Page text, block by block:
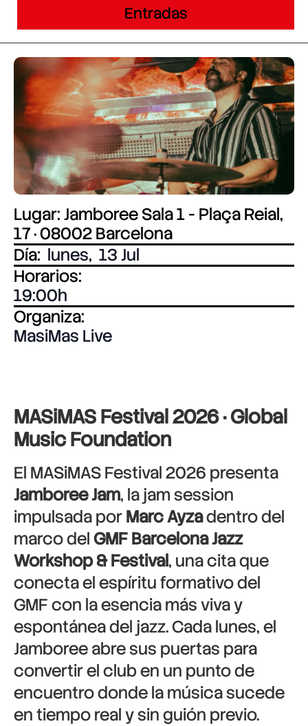
Entradas
Lugar: Jamboree Sala 1 - Plaça Reial,
17 · 08002 Barcelona
Día: lunes, 13 Jul
Horarios:
19:00
Organiza:
MasiMas Live
MASiMAS Festival 2026 · Global
Music Foundation
El MASiMAS Festival 2026 presenta
Jamboree Jam, la jam session
impulsada porMarc Ayzadentro del
marco delGMF Barcelona Jazz
Workshop & Festival, una cita que
conecta el espíritu formativo del
GMF con la esencia más viva y
espontánea del jazz. Cada lunes, el
Jamboree abre sus puertas para
convertir el club en un punto de
encuentro donde la música sucede
en tiempo real y sin guión previo.